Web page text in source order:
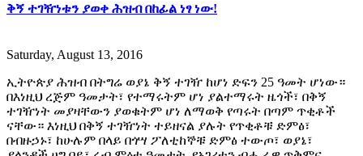
ቅኝ ተገዥነቱን ያወቀ ሕዝብ በከፊል ነፃ ነው!
Saturday, August 13, 2016
ኢትዮጵያ ሕዝብ በትግሬ ወያኔ ቅኝ ተገዥ ከሆነ ድፍን 25 ዓመት ሆነው።
በእነዚህ ረጅም ዓመታት፣ የተማሩትም ሆነ ያልተማሩት ዜጎች፣ በቅኝ
ተገዥነት መያዛቸውን ያወቁትም ሆነ ለማወቅ የጣሩት በጣም ጥቂቶች
ናቸው። እነዚህ በቅኝ ተገዥነት ተይዘናል ያሉት የጥቂቶቹ ድምፅ፣
በብዙኃኑ፣ ከሁሉም በላይ በጎሣ ፖለቲከኞቹ ድምፅ ተውጦ፣ ወያኔ፣